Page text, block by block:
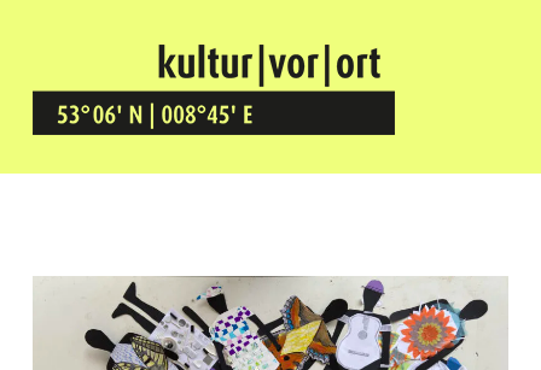
Kultur Vor Ort
BREMEN GRÖPELINGEN